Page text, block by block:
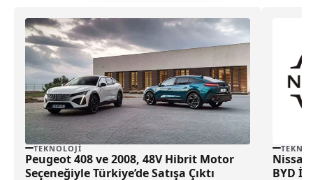
TEKNOLOJI
Peugeot 408 ve 2008, 48V Hibrit Motor
Seçeneğiyle Türkiye’de Satışa Çıktı
BYD